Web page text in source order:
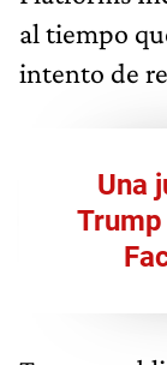
al tiempo
intento de
Una